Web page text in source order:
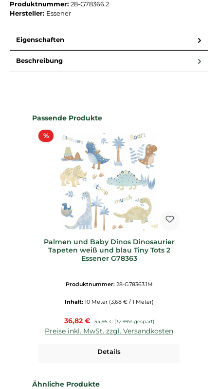
Produktnummer: 28-G78366.2
Hersteller: Essener
Eigenschaften
Beschreibung
Produktgalerie überspringen
Passende Produkte
%Rabatt
Palmen und Baby Dinos Dinosaurier
Tapeten weiß und blau Tiny Tots 2
Essener G78363
Produktnummer: 28-G78363.1M
Inhalt: 10 Meter (3,68 € / 1 Meter)
Verkaufspreis:
36,82 € Regulärer Preis:
54,95 € (32.99% gespart)
Preise inkl. MwSt. zzgl. Versandkosten
Details
Produktgalerie überspringen
Ähnliche Produkte